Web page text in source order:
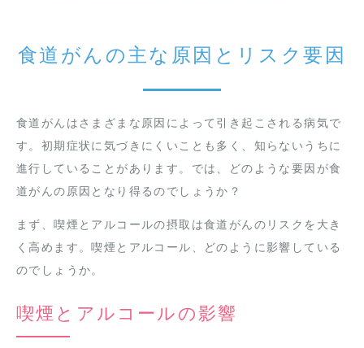
食道がんの主な原因とリスク要因
食道がんはさまざまな原因によって引き起こされる病気で
す。初期症状に気づきにくいことも多く、知らないうちに
進行していることがあります。では、どのような要因が食
道がんの原因となり得るのでしょうか？
まず、喫煙とアルコールの摂取は食道がんのリスクを大き
く高めます。喫煙とアルコール、どのように影響している
のでしょうか。
喫煙とアルコールの影響